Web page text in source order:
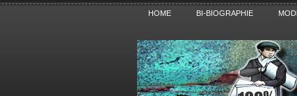
HOME BI-BIOGRAPHIE